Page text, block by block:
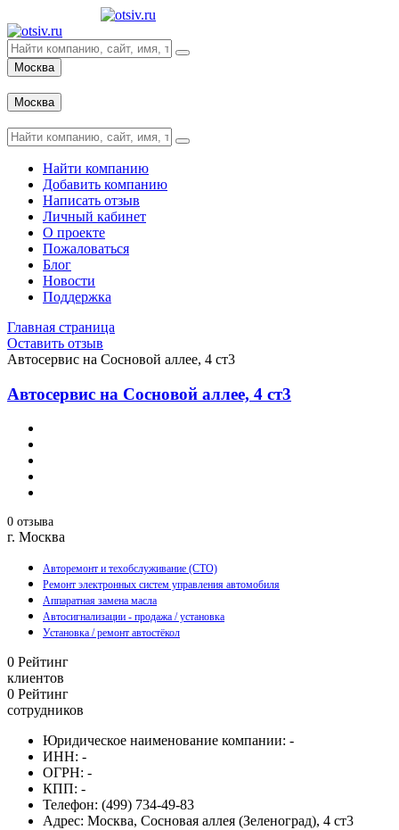
Москва
Москва
Найти компанию
Добавить компанию
Написать отзыв
Личный кабинет
О проекте
Пожаловаться
Блог
Новости
Поддержка
Главная страница
Оставить отзыв
Автосервис на Сосновой аллее, 4 ст3
Автосервис на Сосновой аллее, 4 ст3
0 отзыва
г. Москва
Авторемонт и техобслуживание (СТО)
Ремонт электронных систем управления автомобиля
Аппаратная замена масла
Автосигнализации - продажа / установка
Установка / ремонт автостёкол
0 Рейтинг
клиентов
0 Рейтинг
сотрудников
Юридическое наименование компании: -
ИНН: -
ОГРН: -
КПП: -
Телефон: (499) 734-49-83
Адрес: Москва, Сосновая аллея (Зеленоград), 4 ст3